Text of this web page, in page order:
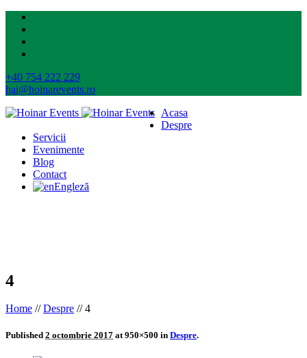
+40 754 222 229
hai@hoinarevents.ro
Acasa
Despre
Servicii
Evenimente
Blog
Contact
Engleză
4
Home //Despre //4
Published 2 octombrie 2017 at 950×500 in Despre.